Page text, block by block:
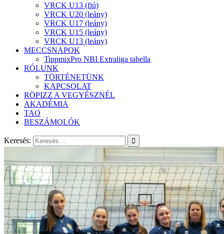
VRCK U13 (fiú)
VRCK U20 (leány)
VRCK U17 (leány)
VRCK U15 (leány)
VRCK U13 (leány)
MECCSNAPOK
TippmixPro NBI Extraliga tabella
RÓLUNK
TÖRTÉNETÜNK
KAPCSOLAT
RÖPIZZ A VEGYÉSZNÉL
AKADÉMIA
TAO
BESZÁMOLÓK
Keresés: